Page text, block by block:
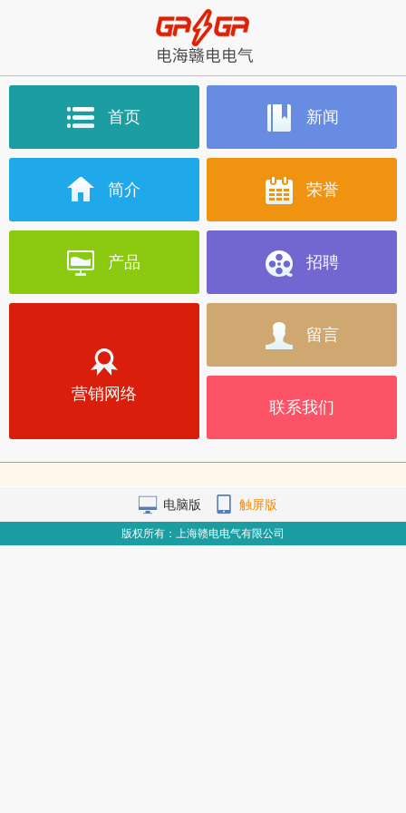
首页 新闻
简介 荣誉
产品 招聘
营销网络
留言
联系我们
电脑版 触屏版
版权所有：上海赣电电气有限公司